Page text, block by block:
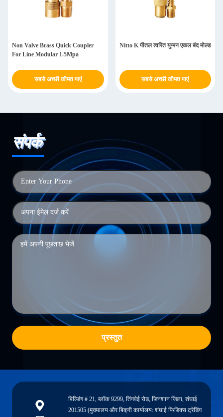
Non Valve Brass Quick Coupler
For Line Modular 1.5Mpa
सबसे अच्छी कीमत पाएं
Nitto K पीतल त्वरित युग्मन एकल बंद मोल्ड
सबसे अच्छी कीमत पाएं
संपर्क
प्रस्तुत
बिल्डिंग # 21, ब्लॉक 9299, तिंगवेई रोड, जिनशान जिला, शंघाई
201505 (मुख्यालय और बिक्री कार्यालय: शंघाई फिडिक्स ट्रेडिंग